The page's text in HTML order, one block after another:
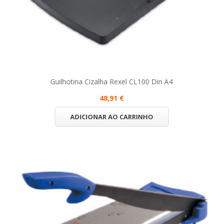
Guilhotina Cizalha Rexel CL100 Din A4
48,91 €
ADICIONAR AO CARRINHO